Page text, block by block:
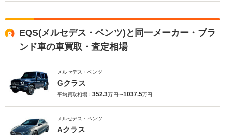
EQS(メルセデス・ベンツ)と同一メーカー・ブラ
ンド車の車買取・査定相場
メルセデス・ベンツ
Gクラス
平均買取相場： 352.3万円〜1037.5万円
メルセデス・ベンツ
Aクラス